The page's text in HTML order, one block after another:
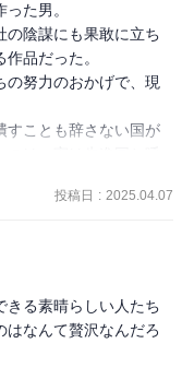
た男。
の陰謀にも果敢に立ち
品だった。
の努力のおかげで、現
すことも辞さない国が
投稿日 : 2025.04.07
きる素晴らしい人たち
はなんて贅沢なんだろ